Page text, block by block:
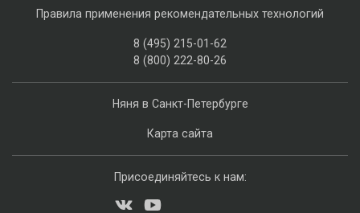
Няня в Санкт-Петербурге
Карта сайта
Правила применения рекомендательных технологий
8 (495) 215-01-62
8 (800) 222-80-26
Присоединяйтесь к нам: